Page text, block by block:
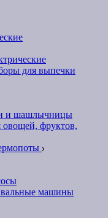
для выпечки
и шашлычницы
овощей, фруктов,
машины